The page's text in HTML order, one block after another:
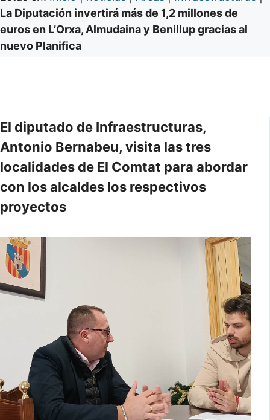
La Diputación invertirá más de 1,2 millones de
euros en L’Orxa, Almudaina y Benillup gracias al
nuevo Planifica
El diputado de Infraestructuras,
Antonio Bernabeu, visita las tres
localidades de El Comtat para abordar
con los alcaldes los respectivos
proyectos